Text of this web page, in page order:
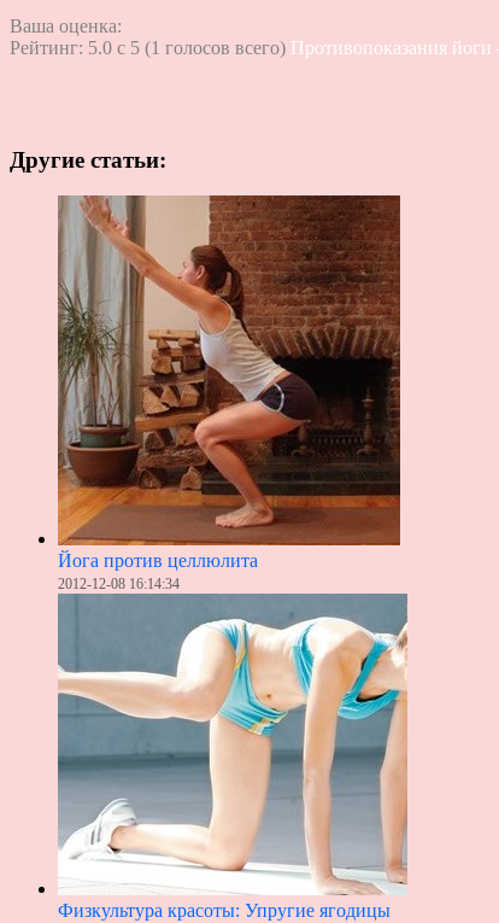
Ваша оценка:
Рейтинг: 5.0 c 5 (1 голосов всего) Противопоказания
Другие статьи:
Йога против целлюлита
2012-12-08 16:14:34
Физкультура красоты: Упругие ягодицы